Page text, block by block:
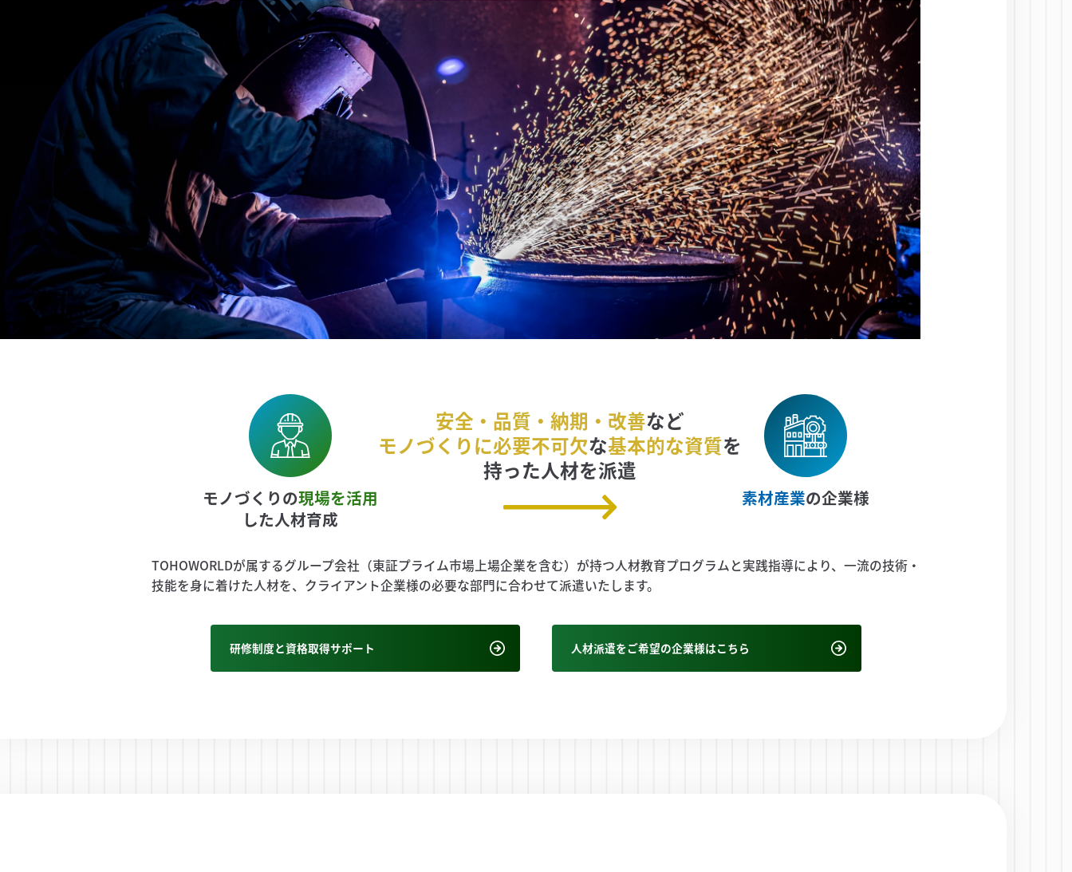
モノづくりの現場を活用
した人材育成
安全・品質・納期・改善など
モノづくりに必要不可欠な基本的な資質を
持った人材を派遣
素材産業の企業様
TOHOWORLDが属するグループ会社（東証プライム市場上場企業を含む）が持つ人材教育プログラムと実践指導により、一流の技術・
技能を身に着けた人材を、クライアント企業様の必要な部門に合わせて派遣いたします。
研修制度と資格取得サポート 人材派遣をご希望の企業様はこちら